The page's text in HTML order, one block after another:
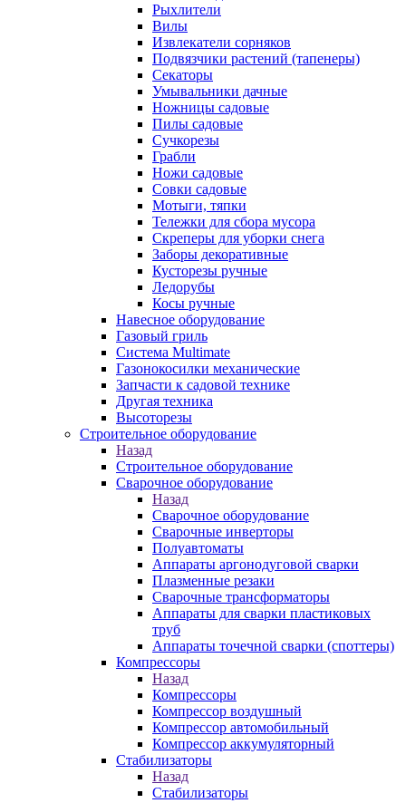
Рыхлители
Вилы
Извлекатели сорняков
Подвязчики растений (тапенеры)
Секаторы
Умывальники дачные
Ножницы садовые
Пилы садовые
Сучкорезы
Грабли
Ножи садовые
Совки садовые
Мотыги, тяпки
Тележки для сбора мусора
Скреперы для уборки снега
Заборы декоративные
Кусторезы ручные
Ледорубы
Косы ручные
Навесное оборудование
Газовый гриль
Система Multimate
Газонокосилки механические
Запчасти к садовой технике
Другая техника
Высоторезы
Строительное оборудование
Назад
Строительное оборудование
Сварочное оборудование
Назад
Сварочное оборудование
Сварочные инверторы
Полуавтоматы
Аппараты аргонодуговой сварки
Плазменные резаки
Сварочные трансформаторы
Аппараты для сварки пластиковых
труб
Аппараты точечной сварки (споттеры)
Компрессоры
Назад
Компрессоры
Компрессор воздушный
Компрессор автомобильный
Компрессор аккумуляторный
Стабилизаторы
Назад
Стабилизаторы